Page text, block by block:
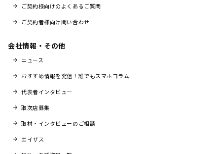
ご契約様向けのよくあるご質問
ご契約者様向け問い合わせ
会社情報・その他
ニュース
おすすめ情報を発信！誰でもスマホコラム
代表者インタビュー
取次店募集
取材・インタビューのご相談
エイザス